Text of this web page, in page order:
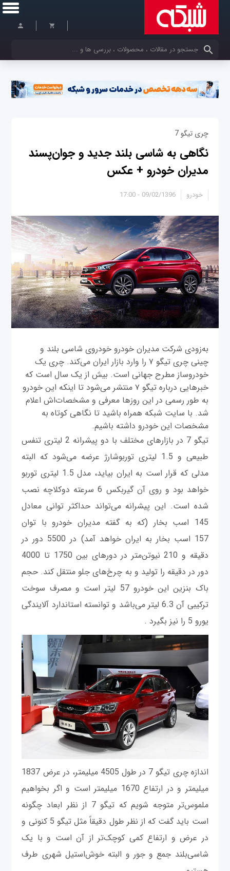
کلمات کلیدی خود را وارد کنید
چری تیگو 7
نگاهی به شاسی بلند جدید و جوان‌پسند
مدیران خودرو + عکس
09/02/1396 - 17:00 خودرو
به‌زودی شرکت مدیران خودرو خودروی شاسی بلند و
چینی چری تیگو ۷ را وارد بازار ایران می‌کند. چری یک
خودروساز مطرح جهانی است. بیش از یک سال است که
خبرهایی درباره تیگو ۷ منتشر می‌شود تا اینکه این خودرو
به طور رسمی در این روزها معرفی و مشخصات‌اش اعلام
شد. با سایت شبکه همراه باشید تا نگاهی کوتاه به
مشخصات این خودرو داشته باشیم.
تیگو 7 در بازارهای مختلف با دو پیشرانه 2 لیتری تنفس
طبیعی و 1.5 لیتری توربوشارژ عرضه می‌شود که البته
مدلی که قرار است به ایران بیاید، مدل 1.5 لیتری توربو
خواهد بود و روی آن گیربکس 6 سرعته دوکلاچه نصب
شده است. این پیشرانه می‌تواند حداکثر توانی معادل
145 اسب بخار (که به گفته مدیران خودرو با توان
157 اسب بخار به ایران خواهد آمد) در 5500 دور در
دقیقه و 210 نیوتن‌متر در دورهای بین 1750 تا 4000
دور در دقیقه را تولید و به چرخ‌های جلو منتقل کند. حجم
باک بنزین این خودرو 57 لیتر است و مصرف سوخت
ترکیبی آن 6.3 لیتر می‌باشد و توانسته استاندارد آلایندگی
یورو 5 را نیز بگیرد .
اندازه چری تیگو 7 در طول 4505 میلیمتر، در عرض 1837
میلیمتر و در ارتفاع 1670 میلیمتر است و اگر بخواهیم
ملموس‌تر متوجه شویم که تیگو 7 از نظر ابعاد چگونه
است باید گفت که از نظر طول دقیقاً مثل تیگو 5 کنونی و
در عرض و ارتفاع کمی کوچک‌تر از آن است و با یک
شاسی‌بلند جمع و جور و البته خوش‌استیل شهری طرف